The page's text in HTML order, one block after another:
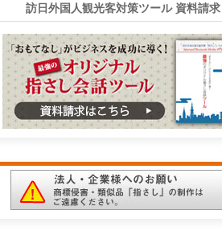
訪日外国人観光客対策ツール 資料請求